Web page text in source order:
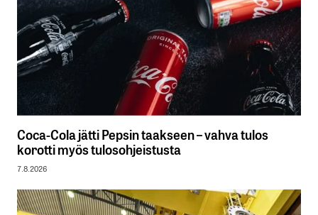
Coca-Cola jätti Pepsin taakseen – vahva tulos
korotti myös tulosohjeistusta
7.8.2026